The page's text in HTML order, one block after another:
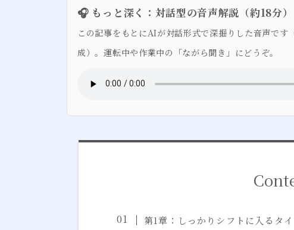
🎧 もっと深く：対話型の音声解説（約18分）
この記事をもとにAIが対話形式で深掘りした音声
成）。運転中や作業中の「ながら聞き」にどうぞ。
第1章：しっかりシフトに入るタイ